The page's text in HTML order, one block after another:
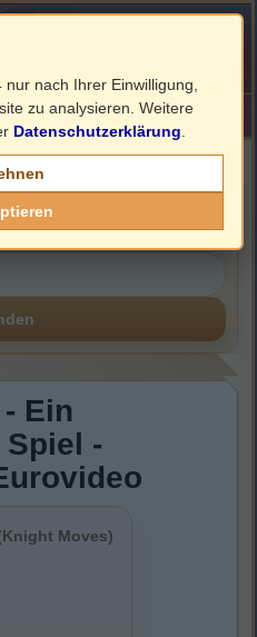
& DVD Infos
Ein
-
Moves)
nach Ihrer Einwilligung,
zu analysieren. Weitere
Datenschutzerklärung